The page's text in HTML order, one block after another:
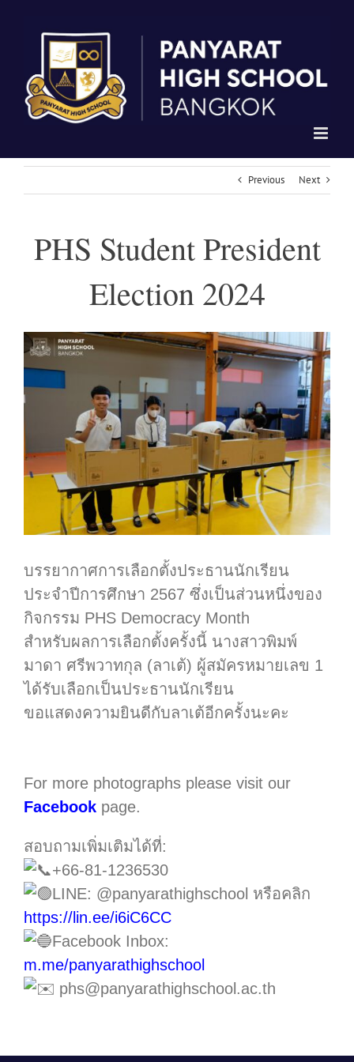
Previous Next
PHS Student President
Election 2024
บรรยากาศการเลือกตั้งประธานนักเรียน
ประจำปีการศึกษา 2567 ซึ่งเป็นส่วนหนึ่งของ
กิจกรรม PHS Democracy Month
สำหรับผลการเลือกตั้งครั้งนี้ นางสาวพิมพ์
มาดา ศรีพวาทกุล (ลาเต้) ผู้สมัครหมายเลข 1
ได้รับเลือกเป็นประธานนักเรียน
ขอแสดงความยินดีกับลาเต้อีกครั้งนะคะ
For more photographs please visit our
Facebook page.
สอบถามเพิ่มเติมได้ที่:
+66-81-1236530
LINE: @panyarathighschool หรือคลิก
https://lin.ee/i6iC6CC
Facebook Inbox:
m.me/panyarathighschool
phs@panyarathighschool.ac.th